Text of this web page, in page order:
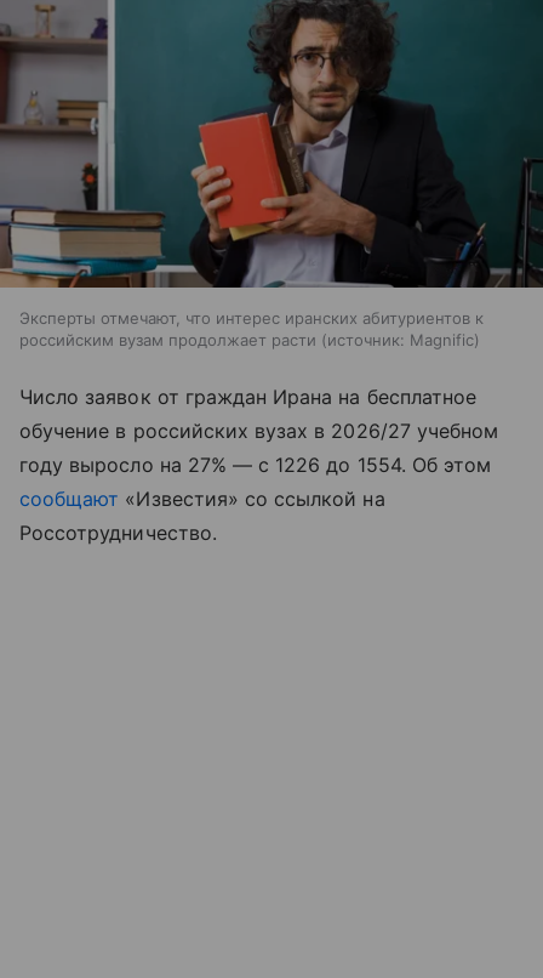
Эксперты отмечают, что интерес иранских абитуриентов к
российским вузам продолжает расти
источник: Magnific
Число заявок от граждан Ирана на бесплатное
обучение в российских вузах в 2026/27 учебном
году выросло на 27% — с 1226 до 1554. Об этом
сообщают «Известия» со ссылкой на
Россотрудничество.